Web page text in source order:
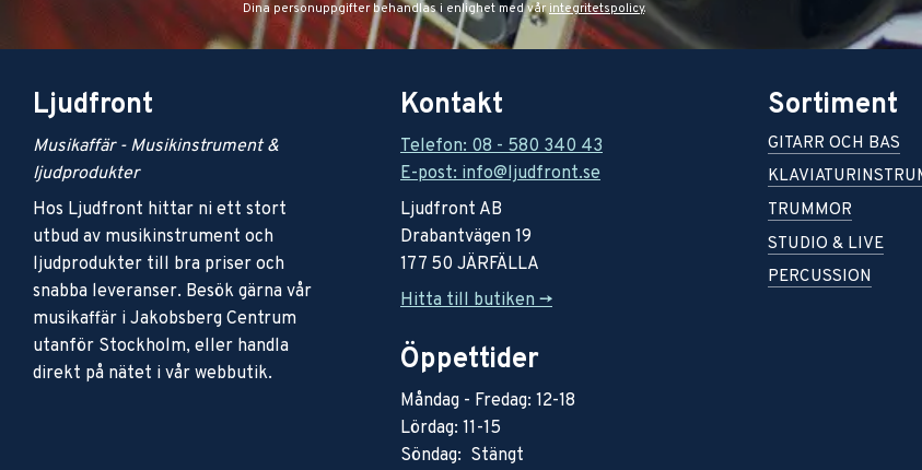
Dina personuppgifter behandlas i enlighet med vår integritetspolicy.
Ljudfront
Musikaffär - Musikinstrument &
ljudprodukter
Hos Ljudfront hittar ni ett stort
utbud av musikinstrument och
ljudprodukter till bra priser och
snabba leveranser. Besök gärna vår
musikaffär i Jakobsberg Centrum
utanför Stockholm, eller handla
direkt på nätet i vår webbutik.
Kontakt
Telefon: 08 - 580 340 43
E-post: info@ljudfront.se
Ljudfront AB
Drabantvägen 19
177 50 JÄRFÄLLA
Hitta till butiken ->
Öppettider
Måndag - Fredag: 12-18
Lördag: 11-15
Söndag: Stängt
Sortiment
GITARR OCH BAS
TRUMMOR
STUDIO & LIVE
PERCUSSION